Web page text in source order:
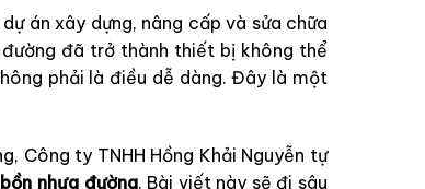
án xây dựng, nâng cấp và sửa chữa
đã trở thành thiết bị không thể
phải là điều dễ dàng. Đây là một
Công ty TNHH Hồng Khải Nguyễn tự
nhựa đường. Bài viết này sẽ đi sâu